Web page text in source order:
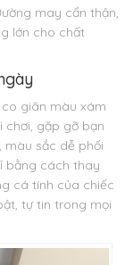
may cẩn thận,
lớn cho chất
giãn màu xám
chơi, gặp gỡ bạn
màu sắc dễ phối
bằng cách thay
cá tính của chiếc
tự tin trong mọi